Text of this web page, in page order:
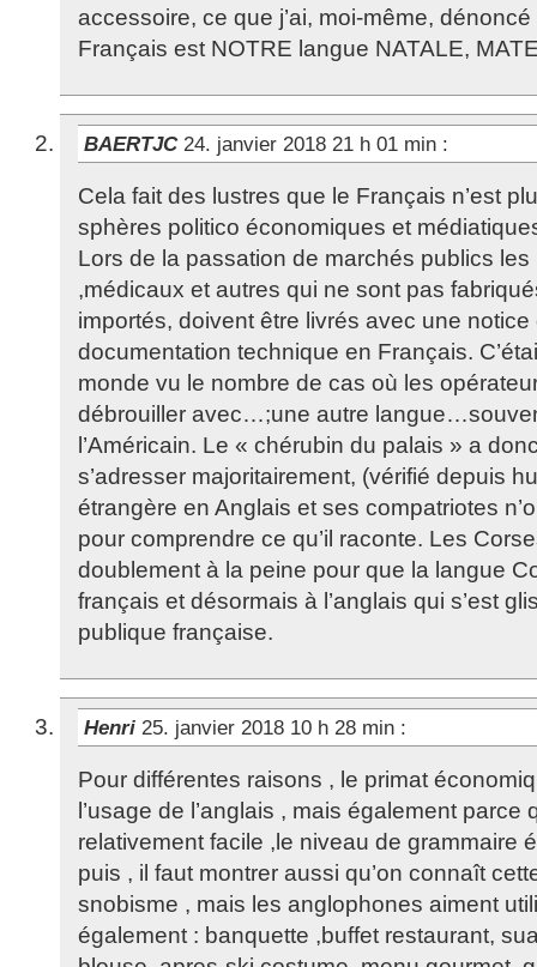
accessoire, ce que j’ai, moi-même,
Français est NOTRE langue NATALE,
BAERTJC 24. janvier 2018 21 h 01 min :
Cela fait des lustres que le Français n’est
sphères politico économiques et
Lors de la passation de marchés publics
,médicaux et autres qui ne sont pas
importés, doivent être livrés avec une notice
documentation technique en Français.
monde vu le nombre de cas où les
débrouiller avec…;une autre
l’Américain. Le « chérubin du palais » a
s’adresser majoritairement, (vérifié depuis
étrangère en Anglais et ses compatriotes
pour comprendre ce qu’il raconte. Les
doublement à la peine pour que la langue
français et désormais à l’anglais qui s’est
publique française.
Henri 25. janvier 2018 10 h 28 min :
Pour différentes raisons , le primat
l’usage de l’anglais , mais également parce
relativement facile ,le niveau de grammaire
puis , il faut montrer aussi qu’on connaît
snobisme , mais les anglophones aiment
également : banquette ,buffet restaurant,